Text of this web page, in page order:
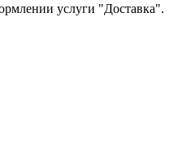
услуги "Доставка".